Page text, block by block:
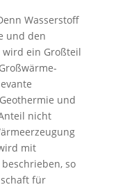
Wasserstoff
und den
ein Großteil
und
nicht
mit
so
für